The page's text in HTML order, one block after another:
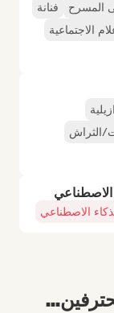
المسرح
فنانة
الاجتماعية
الثراش
الاصطناعي
الاصطناعي